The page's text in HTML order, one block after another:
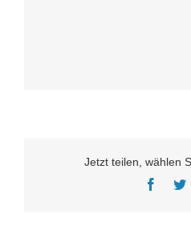
Jetzt teilen, wählen